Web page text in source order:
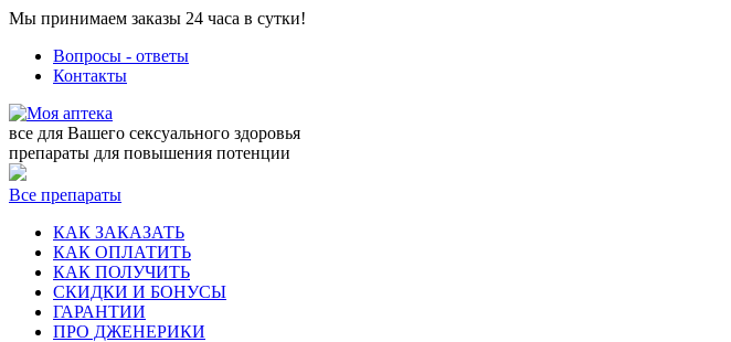
Мы принимаем заказы 24 часа в сутки!
Вопросы - ответы
Контакты
все для Вашего сексуального здоровья
препараты для повышения потенции
Все препараты
КАК ЗАКАЗАТЬ
КАК ОПЛАТИТЬ
КАК ПОЛУЧИТЬ
СКИДКИ И БОНУСЫ
ГАРАНТИИ
ПРО ДЖЕНЕРИКИ